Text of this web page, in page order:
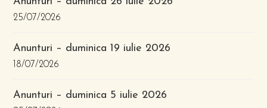
25/07/2026
Anunturi – duminica 19 iulie 2026
18/07/2026
Anunturi – duminica 5 iulie 2026